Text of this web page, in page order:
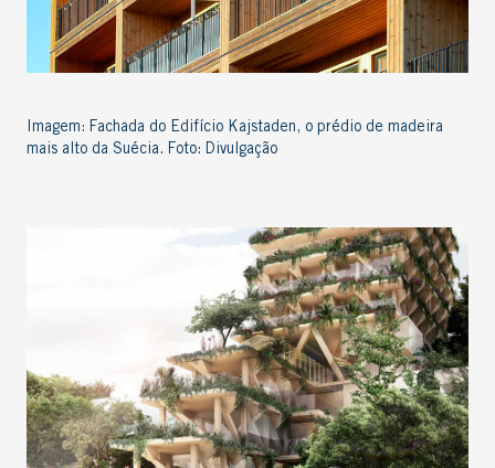
Imagem: Fachada do Edifício Kajstaden, o prédio de madeira
mais alto da Suécia. Foto: Divulgação